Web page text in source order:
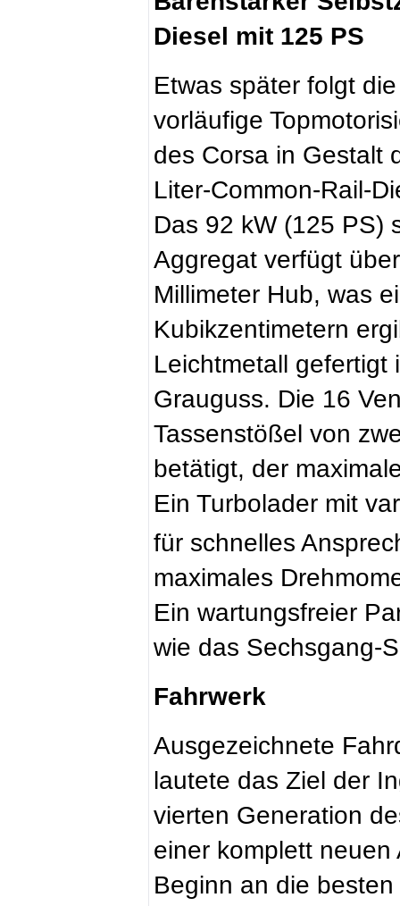
Diesel mit 125 PS
Etwas später folgt die
vorläufige
des Corsa in Gestalt
Liter-Common-Rail-
Das 92 kW (125 PS)
Aggregat verfügt
Millimeter Hub, was
Kubikzentimetern
Leichtmetall gefertigt
Grauguss. Die 16
Tassenstößel von
betätigt, der
Ein Turbolader mit
für schnelles
maximales
Ein wartungsfreier
wie das Sechsgang-
Fahrwerk
Ausgezeichnete
lautete das Ziel der
vierten Generation
einer komplett
Beginn an die